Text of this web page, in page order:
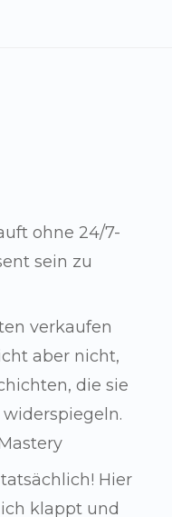
ohne 24/7-
sein zu
verkaufen
aber nicht,
die sie
Hier
klappt und